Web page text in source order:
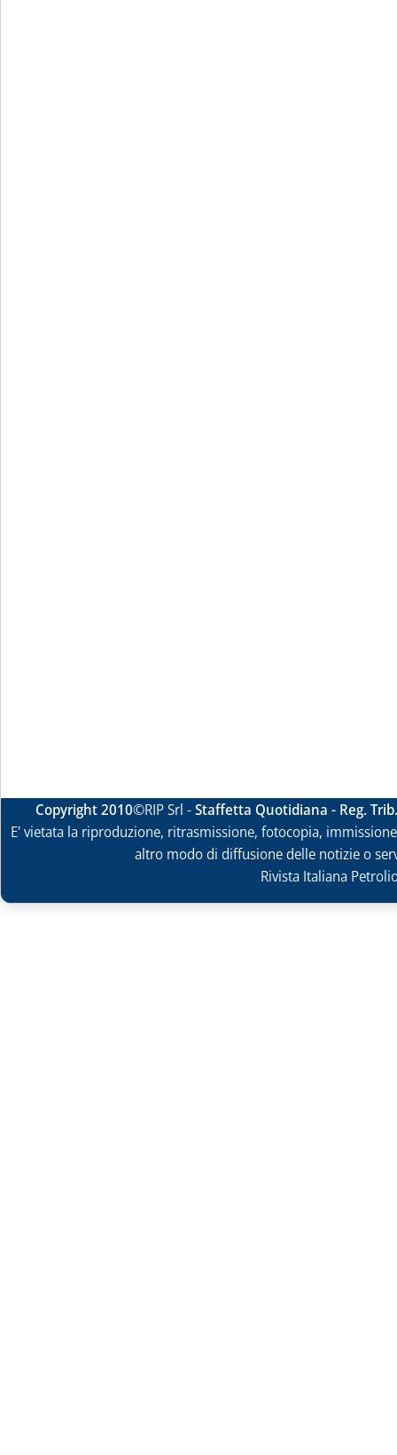
Copyright 2010©RIP Srl -Staffetta Quotidiana - Reg.
E' vietata la riproduzione, ritrasmissione, fotocopia,
altro modo di diffusione delle notizie o
Rivista Italiana